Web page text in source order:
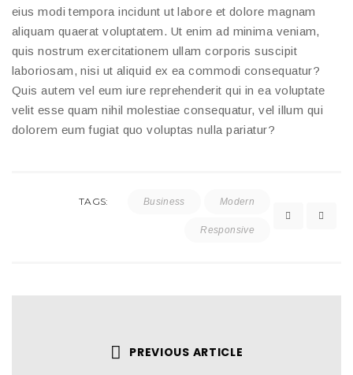
eius modi tempora incidunt ut labore et dolore magnam
aliquam quaerat voluptatem. Ut enim ad minima veniam,
quis nostrum exercitationem ullam corporis suscipit
laboriosam, nisi ut aliquid ex ea commodi consequatur?
Quis autem vel eum iure reprehenderit qui in ea voluptate
velit esse quam nihil molestiae consequatur, vel illum qui
dolorem eum fugiat quo voluptas nulla pariatur?
TAGS: Business Modern
Responsive
PREVIOUS ARTICLE